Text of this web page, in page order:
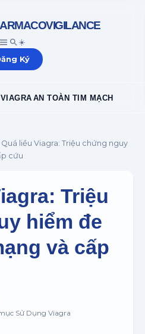
☀️
Ký
AN TOÀN TIM MẠCH
Quá liều Viagra: Triệu chứng nguy
cứu
Triệu
hiểm đe
và cấp
Sử Dụng Viagra